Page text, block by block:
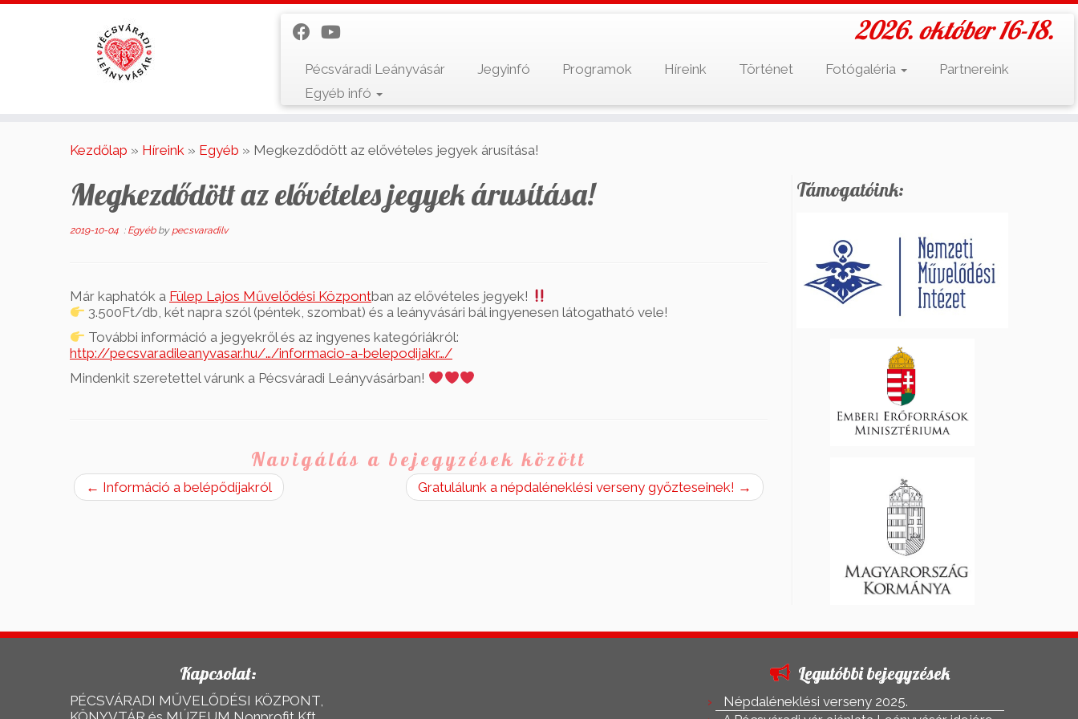
2026. október 16-18.
Pécsváradi Leányvásár Jegyinfó Programok Híreink Történet Fotógaléria
Partnereink
Egyéb infó
Kezdőlap » Híreink » Egyéb » Megkezdődött az elővételes jegyek árusítása!
Megkezdődött az elővételes jegyek árusítása!
2019-10-04 : Egyéb by pecsvaradilv
Már kaphatók a Fülep Lajos Művelődési Központban az elővételes jegyek!
3.500Ft/db, két napra szól (péntek, szombat) és a leányvásári bál ingyenesen látogatható vele!
További információ a jegyekről és az ingyenes kategóriákról:
http://pecsvaradileanyvasar.hu/…/informacio-a-belepodijakr…/
Mindenkit szeretettel várunk a Pécsváradi Leányvásárban!
Navigálás a bejegyzések között
← Információ a belépődíjakról Gratulálunk a népdaléneklési verseny győzteseinek! →
Támogatóink:
Kapcsolat:
PÉCSVÁRADI MŰVELŐDÉSI KÖZPONT,
Legutóbbi bejegyzések
Népdaléneklési verseny 2025.